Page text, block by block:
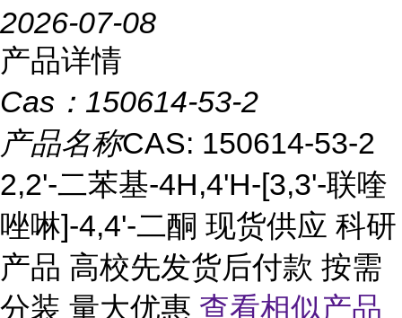
2026-07-08
产品详情
Cas： 150614-53-2
产品名称CAS: 150614-53-2
2,2'-二苯基-4H,4'H-[3,3'-联喹
唑啉]-4,4'-二酮 现货供应 科研
产品 高校先发货后付款 按需
分装 量大优惠 查看相似产品